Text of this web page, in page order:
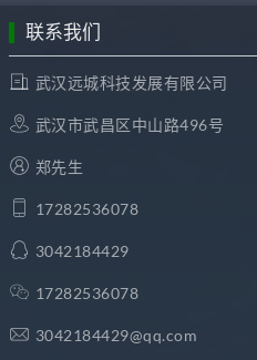
联系我们
武汉远城科技发展有限公司
武汉市武昌区中山路496号
郑先生
17282536078
3042184429
17282536078
3042184429@qq.com